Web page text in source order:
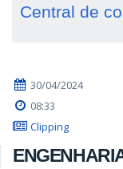
Central de
30/04/2024
08:33
Clipping